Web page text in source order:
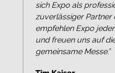
sich Expo als
zuverlässiger Partner
empfehlen Expo
und freuen uns auf
gemeinsame Messe.”